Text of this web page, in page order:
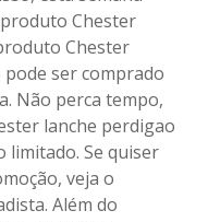
Chester
Chester
ser comprado
Não perca tempo,
lanche perdigao
limitado. Se quiser
veja o
Além do